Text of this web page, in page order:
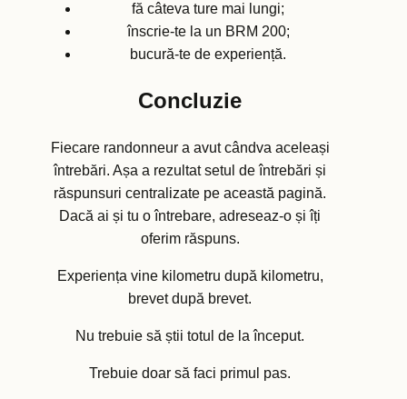
fă câteva ture mai lungi;
înscrie-te la un BRM 200;
bucură-te de experiență.
Concluzie
Fiecare randonneur a avut cândva aceleași
întrebări. Așa a rezultat setul de întrebări și
răspunsuri centralizate pe această pagină.
Dacă ai și tu o întrebare, adreseaz-o și îți
oferim răspuns.
Experiența vine kilometru după kilometru,
brevet după brevet.
Nu trebuie să știi totul de la început.
Trebuie doar să faci primul pas.